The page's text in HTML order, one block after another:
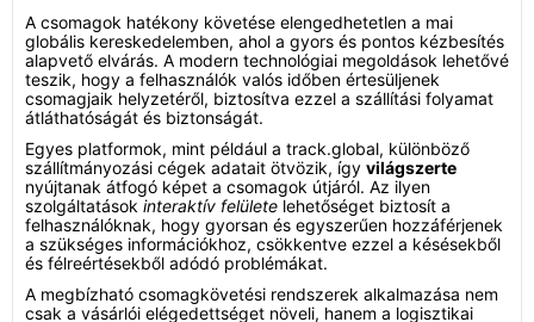
A csomagok hatékony követése elengedhetetlen a mai
globális kereskedelemben, ahol a gyors és pontos kézbesítés
alapvető elvárás. A modern technológiai megoldások lehetővé
teszik, hogy a felhasználók valós időben értesüljenek
csomagjaik helyzetéről, biztosítva ezzel a szállítási folyamat
átláthatóságát és biztonságát.
Egyes platformok, mint például a track.global, különböző
szállítmányozási cégek adatait ötvözik, így világszerte
nyújtanak átfogó képet a csomagok útjáról. Az ilyen
szolgáltatások interaktív felülete lehetőséget biztosít a
felhasználóknak, hogy gyorsan és egyszerűen hozzáférjenek
a szükséges információkhoz, csökkentve ezzel a késésekből
és félreértésekből adódó problémákat.
A megbízható csomagkövetési rendszerek alkalmazása nem
csak a vásárlói elégedettséget növeli, hanem a logisztikai